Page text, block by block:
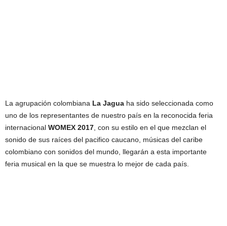
La agrupación colombiana La Jagua ha sido seleccionada como
uno de los representantes de nuestro país en la reconocida feria
internacional WOMEX 2017, con su estilo en el que mezclan el
sonido de sus raíces del pacifico caucano, músicas del caribe
colombiano con sonidos del mundo, llegarán a esta importante
feria musical en la que se muestra lo mejor de cada país.